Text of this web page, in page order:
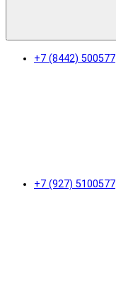
+7 (8442) 500577
+7 (927) 5100577